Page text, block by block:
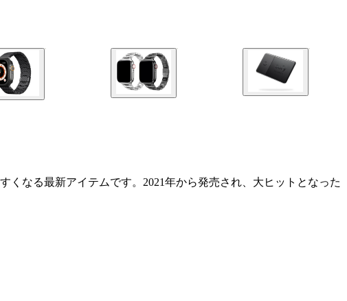
なる最新アイテムです。2021年から発売され、大ヒットとなった